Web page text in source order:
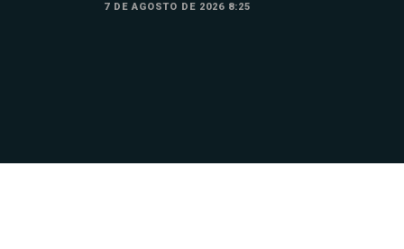
7 DE AGOSTO DE 2026 8:25